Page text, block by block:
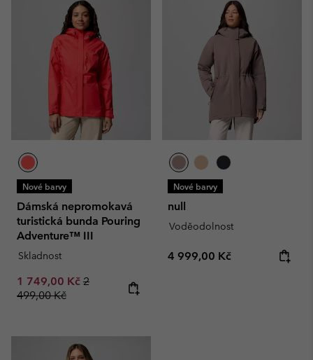
Nové barvy
Dámská nepromokavá
turistická bunda Pouring
Adventure™ III
Skladnost
Sale price:
1 749,00 Kč Regular price:
2
499,00 Kč
Nové barvy
null
Voděodolnost
Regular price:
4 999,00 Kč